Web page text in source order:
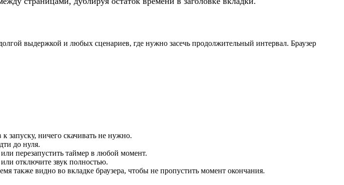
ГОТОВО
выдержкой и любых сценариев, где нужно засечь продолжительный интервал. Браузер
запуску, ничего скачивать не нужно.
до нуля.
перезапустить таймер в любой момент.
отключите звук полностью.
также видно во вкладке браузера, чтобы не пропустить момент окончания.